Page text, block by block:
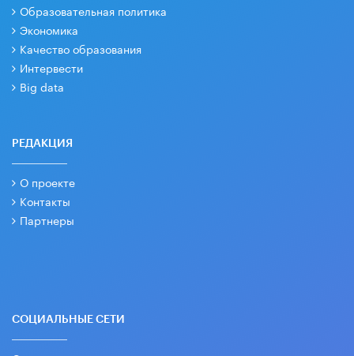
Образовательная политика
Экономика
Качество образования
Интервести
Big data
РЕДАКЦИЯ
О проекте
Контакты
Партнеры
СОЦИАЛЬНЫЕ СЕТИ